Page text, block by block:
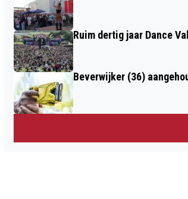
Ruim dertig jaar Dance
Beverwijker (36)